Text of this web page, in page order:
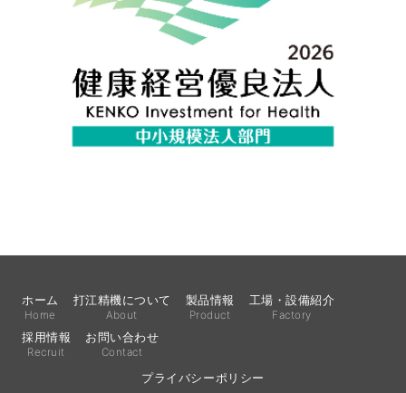
ホーム
Home
打江精機について
About
製品情報
Product
工場・設備紹介
Factory
採用情報
Recruit
お問い合わせ
Contact
プライバシーポリシー